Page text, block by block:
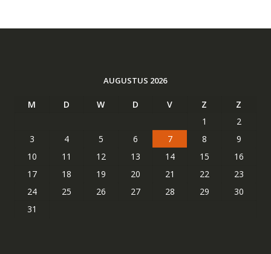
AUGUSTUS 2026
M D W D V Z
Z
1
2
3
4 5 6 7 8
9
10
11 12 13 14 15
16
17
18 19 20 21 22
23
24
25 26 27 28 29
30
31